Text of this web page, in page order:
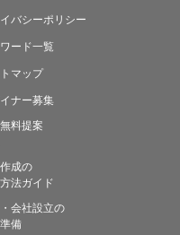
バシーポリシー
ード一覧
マップ
ナー募集
料提案
成の
法ガイド
会社設立の
備